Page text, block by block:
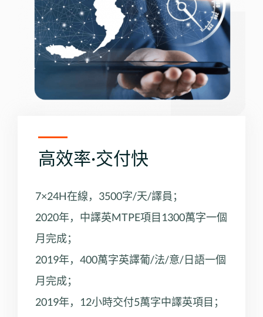
高效率·交付快
7×24H在線，3500字/天/譯員；
2020年，中譯英MTPE項目1300萬字一個
月完成；
2019年，400萬字英譯葡/法/意/日語一個
月完成；
2019年，12小時交付5萬字中譯英項目；